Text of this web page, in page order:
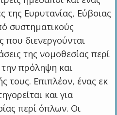
της Ευρυτανίας, Εύβοιας
συστηματικούς
που διενεργούνται
της νομοθεσίας περί
πρόληψη και
τους. Επιπλέον, ένας εκ
και για
περί όπλων. Οι